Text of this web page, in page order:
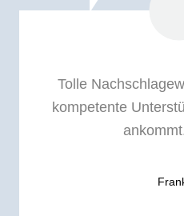
Tolle
kompetente